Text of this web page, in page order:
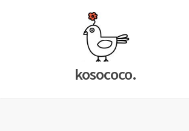
ス
kosococo.